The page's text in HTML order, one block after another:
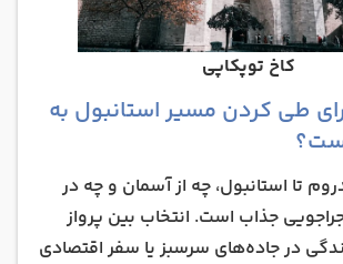
کاخ توپکاپی
طی کردن مسیر استانبول به
تا استانبول، چه از آسمان و چه در
جذاب است. انتخاب بین پرواز
در جاده‌های سرسبز یا سفر اقتصادی